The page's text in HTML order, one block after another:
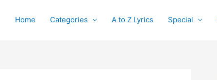
Home Categories A to Z Lyrics Special